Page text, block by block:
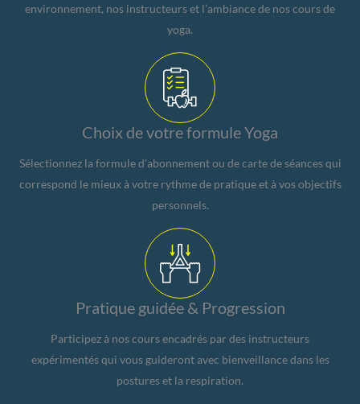
environnement, nos instructeurs et l’ambiance de nos cours de
yoga.
Choix de votre formule Yoga
Sélectionnez la formule d’abonnement ou de carte de séances qui
correspond le mieux à votre rythme de pratique et à vos objectifs
personnels.
Pratique guidée & Progression
Participez à nos cours encadrés par des instructeurs
expérimentés qui vous guideront avec bienveillance dans les
postures et la respiration.